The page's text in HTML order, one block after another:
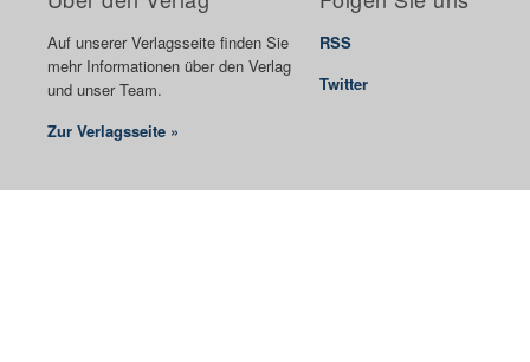
Auf unserer Verlagsseite finden Sie
mehr Informationen über den Verlag
und unser Team.
Zur Verlagsseite »
RSS
Twitter